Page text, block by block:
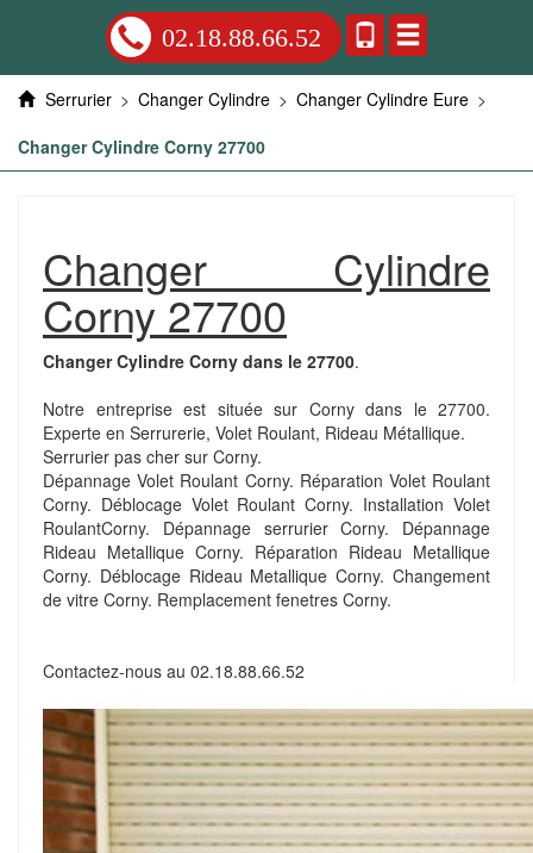
02.18.88.66.52
Serrurier > Changer Cylindre > Changer Cylindre Eure >
Changer Cylindre Corny 27700
Changer Cylindre
Corny 27700
Changer Cylindre Corny dans le 27700.
Notre entreprise est située sur Corny dans le 27700.
Experte en Serrurerie, Volet Roulant, Rideau Métallique.
Serrurier pas cher sur Corny.
Dépannage Volet Roulant Corny. Réparation Volet Roulant
Corny. Déblocage Volet Roulant Corny. Installation Volet
RoulantCorny. Dépannage serrurier Corny. Dépannage
Rideau Metallique Corny. Réparation Rideau Metallique
Corny. Déblocage Rideau Metallique Corny. Changement
de vitre Corny. Remplacement fenetres Corny.
Contactez-nous au 02.18.88.66.52